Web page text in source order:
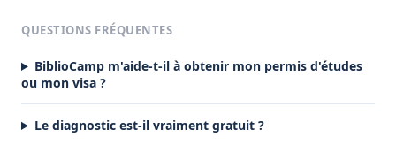
QUESTIONS FRÉQUENTES
BiblioCamp m'aide-t-il à obtenir mon permis d'études
ou mon visa ?
Le diagnostic est-il vraiment gratuit ?